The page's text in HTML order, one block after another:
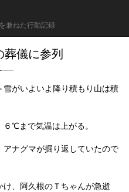
た行動記録
葬儀に参列
がいよいよ降り積もり山は積
℃まで気温は上がる。
ナグマが掘り返していたので
、阿久根のＴちゃんが急逝